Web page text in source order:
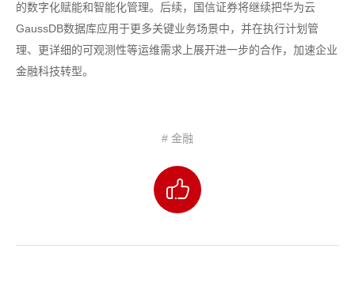
的数字化赋能和智能化管理。后续，国信证券将继续把华为云
GaussDB数据库应用于更多关键业务场景中，并在执行计划管
理、更详细的可观测性等运维需求上展开进一步的合作，加速企业
金融科技转型。
# 金融